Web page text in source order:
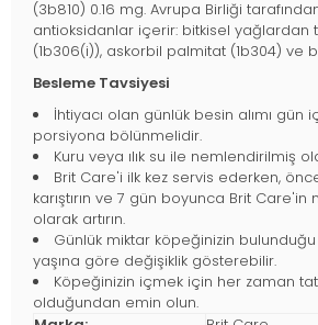
(3b810) 0.16 mg. Avrupa Birliği
antioksidanlar içerir: bitkisel yağlardan
(1b306(i)), askorbil palmitat (1b304) ve
Besleme Tavsiyesi
İhtiyacı olan günlük besin alımı gün
porsiyona bölünmelidir.
Kuru veya ılık su ile nemlendirilmiş
Brit Care'i ilk kez servis ederken,
karıştırın ve 7 gün boyunca Brit Care'in
olarak artırın.
Günlük miktar köpeğinizin
yaşına göre değişiklik gösterebilir.
Köpeğinizin içmek için her zaman
olduğundan emin olun.